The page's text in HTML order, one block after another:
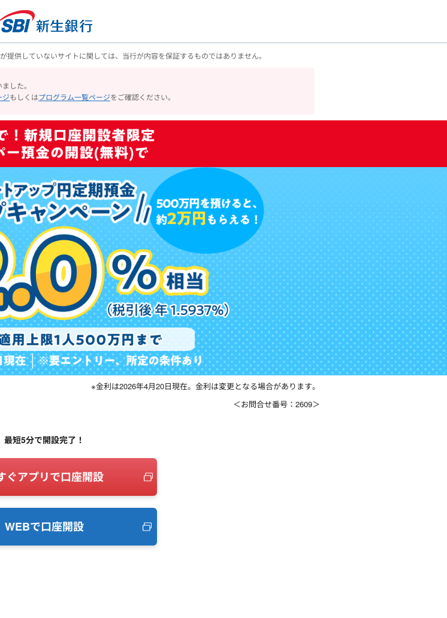
提供していないサイトに関しては、当行が内容を保証するものではありません。
した。
ジもしくはプログラム一覧ページをご確認ください。
※金利は2026年4月20日現在。金利は変更となる場合があります。
＜お問合せ番号：2609＞
最短5分で開設完了！
ぐアプリで口座開設
WEBで口座開設